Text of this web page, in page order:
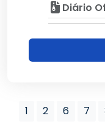
Diário
1 2 6 7